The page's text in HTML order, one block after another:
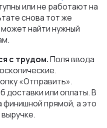
или не работают на
снова тот же
найти нужный
с трудом.Поля ввода
«Отправить».
доставки или оплаты. В
финишной прямой, а это